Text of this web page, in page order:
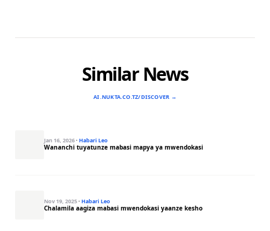
Similar News
AI.NUKTA.CO.TZ/DISCOVER →
Jan 16, 2026· Habari Leo
Wananchi tuyatunze mabasi mapya ya mwendokasi
Nov 19, 2025· Habari Leo
Chalamila aagiza mabasi mwendokasi yaanze kesho